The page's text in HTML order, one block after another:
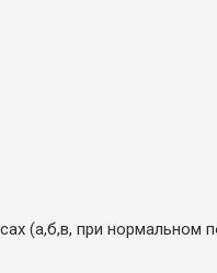
(а,б,в, при нормальном